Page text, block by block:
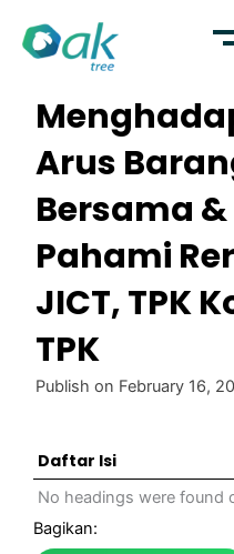
content
Arus
Bersama
Pahami
JICT, TPK
TPK
Publish on February 16,
Daftar Isi
No headings were found
Bagikan: